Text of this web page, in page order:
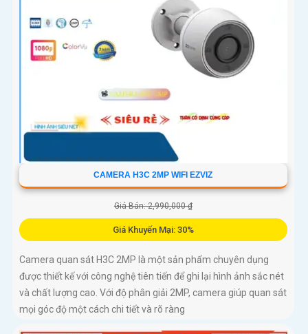
CAMERA H3C 2MP WIFI EZVIZ
Giá Bán: 2,990,000 ₫
Giá Khuyến Mại: 30%
Camera quan sát H3C 2MP là một sản phẩm chuyên dụng
được thiết kế với công nghệ tiên tiến để ghi lại hình ảnh sắc nét
và chất lượng cao. Với độ phân giải 2MP, camera giúp quan sát
mọi góc độ một cách chi tiết và rõ ràng